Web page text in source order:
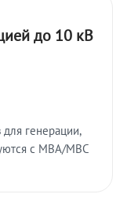
до 10 кВ
генерации,
с МВА/МВС